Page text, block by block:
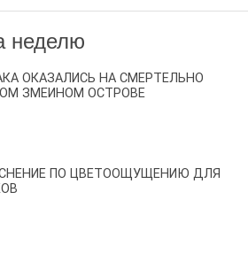
неделю
ОКАЗАЛИСЬ НА СМЕРТЕЛЬНО
ЗМЕИНОМ ОСТРОВЕ
ПО ЦВЕТООЩУЩЕНИЮ ДЛЯ